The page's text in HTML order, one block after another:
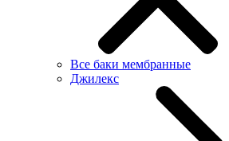
Все баки мембранные
Джилекс